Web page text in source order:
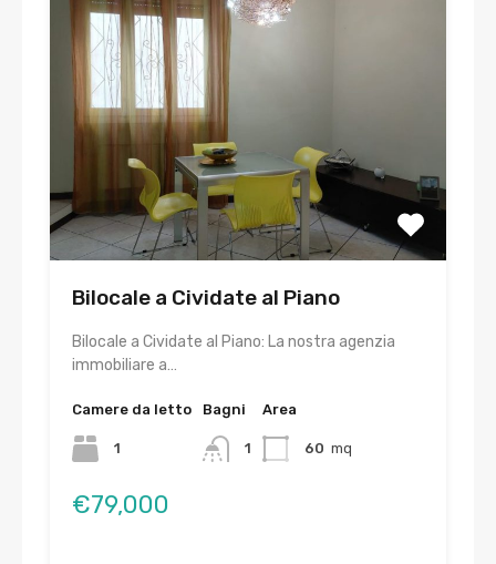
Bilocale a Cividate al Piano
Bilocale a Cividate al Piano: La nostra agenzia
immobiliare a…
Camere da letto
1
Bagni
1
Area
60 mq
€79,000